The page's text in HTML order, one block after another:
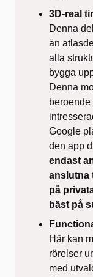
3D-real
Denna
än
alla
bygga
Denna
Google
den app
endast
anslutna
på
bäst på
Här kan
rörelser
med